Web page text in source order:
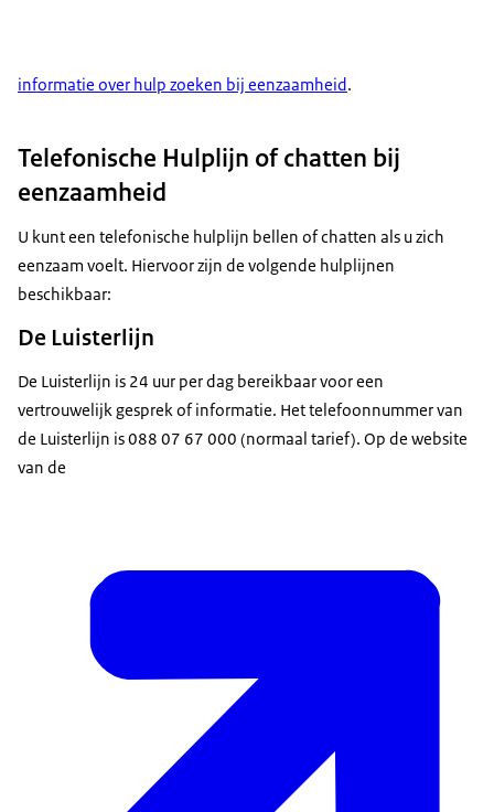
informatie over hulp zoeken bij eenzaamheid.
Telefonische Hulplijn of chatten bij
eenzaamheid
U kunt een telefonische hulplijn bellen of chatten als u zich
eenzaam voelt. Hiervoor zijn de volgende hulplijnen
beschikbaar:
De Luisterlijn
De Luisterlijn is 24 uur per dag bereikbaar voor een
vertrouwelijk gesprek of informatie. Het telefoonnummer van
de Luisterlijn is 088 07 67 000 (normaal tarief). Op de website
van de